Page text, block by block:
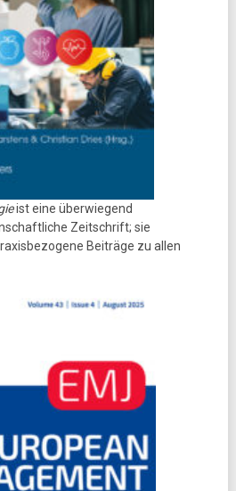
ist eine überwiegend
Zeitschrift; sie
Beiträge zu allen